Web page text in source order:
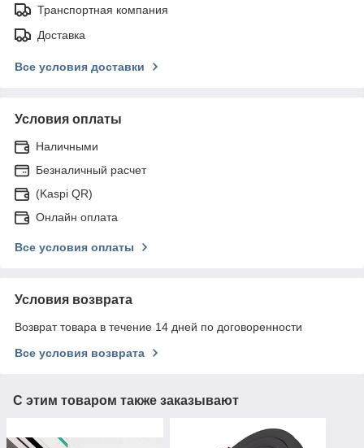
Транспортная компания
Доставка
Все условия доставки
Условия оплаты
Наличными
Безналичный расчет
(Kaspi QR)
Онлайн оплата
Все условия оплаты
Условия возврата
Возврат товара в течение 14 дней по договоренности
Все условия возврата
С этим товаром также заказывают